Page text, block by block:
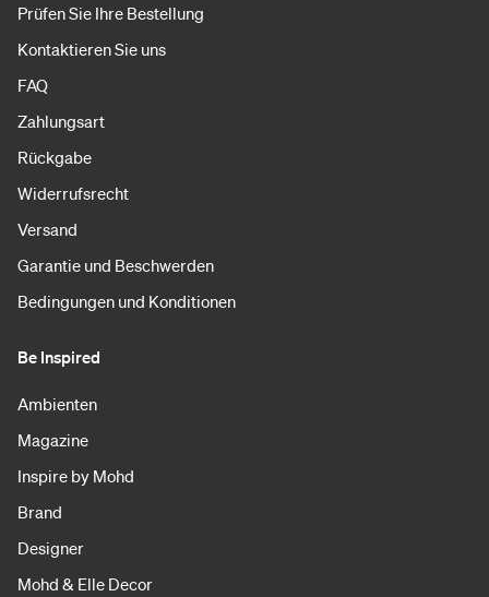
Prüfen Sie Ihre Bestellung
Kontaktieren Sie uns
FAQ
Zahlungsart
Rückgabe
Widerrufsrecht
Versand
Garantie und Beschwerden
Bedingungen und Konditionen
Be Inspired
Ambienten
Magazine
Inspire by Mohd
Brand
Designer
Mohd & Elle Decor